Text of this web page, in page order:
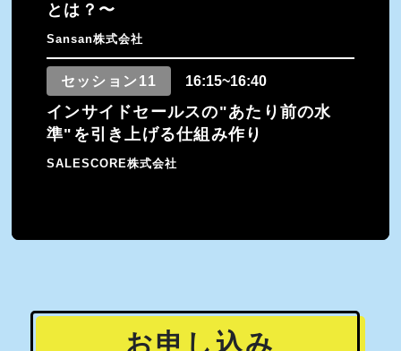
とは？〜
Sansan株式会社
セッション11 16:15~16:40
インサイドセールスの"あたり前の水
準"を引き上げる仕組み作り
SALESCORE株式会社
お申し込み